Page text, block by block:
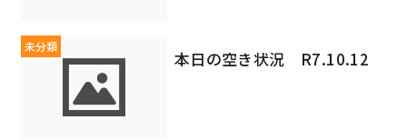
未分類
本日の空き状況 R7.10.12